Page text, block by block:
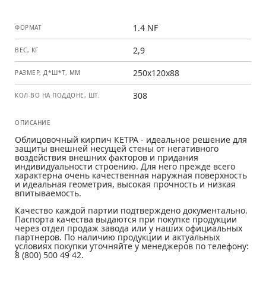
ФОРМАТ 1.4 NF
ВЕС, КГ 2,9
РАЗМЕР, Д*Ш*Т, ММ 250x120x88
КОЛ-ВО НА ПОДДОНЕ, ШТ. 308
ОПИСАНИЕ
Облицовочный кирпич КЕТРА - идеальное решение для
защиты внешней несущей стены от негативного
воздействия внешних факторов и придания
индивидуальности строению. Для него прежде всего
характерна очень качественная наружная поверхность
и идеальная геометрия, высокая прочность и низкая
впитываемость.
Качество каждой партии подтверждено документально.
Паспорта качества выдаются при покупке продукции
через отдел продаж завода или у наших официальных
партнеров. По наличию продукции и актуальных
условиях покупки уточняйте у менеджеров по телефону:
8 (800) 500 49 42.